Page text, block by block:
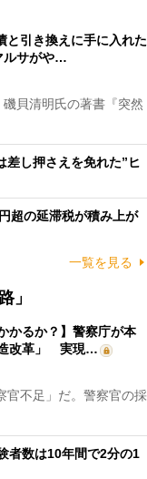
と引き換えに手に入れた
ルサがや…
貝清明氏の著書『突然
し押さえを免れた”ヒ
超の延滞税が積み上が
一覧を見る
」
かるか？】警察庁が本
造改革」 実現…
不足」だ。警察官の採
者数は10年間で2分の1